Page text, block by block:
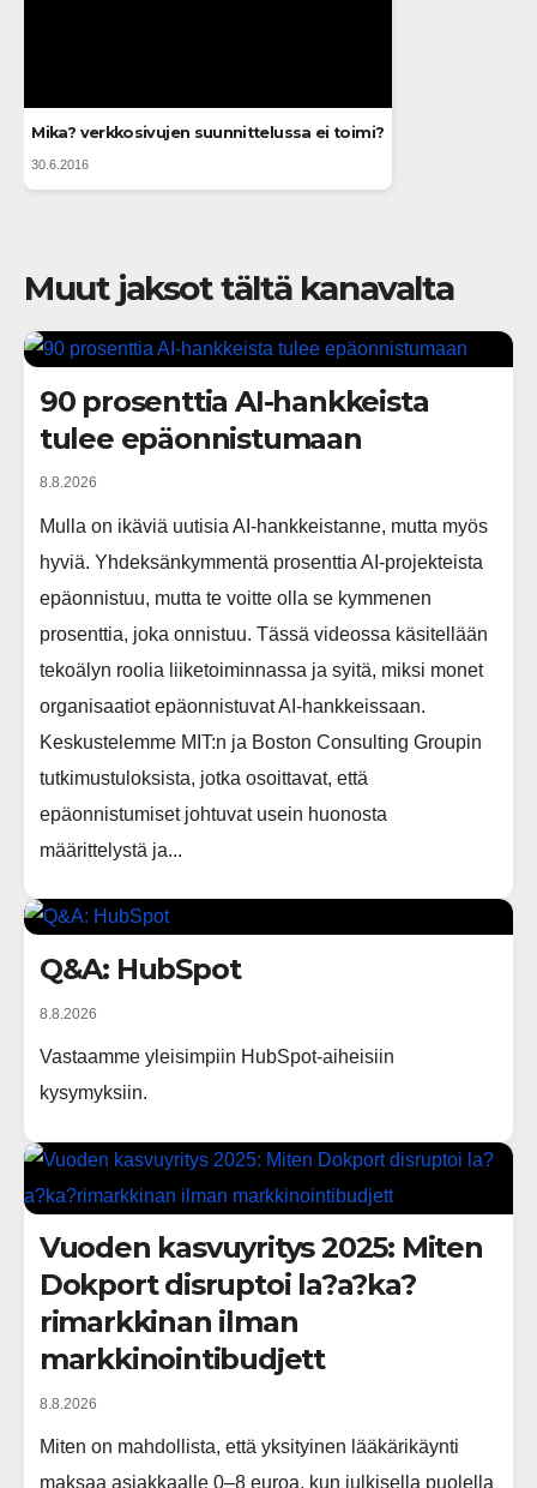
Mika? verkkosivujen suunnittelussa ei toimi?
30.6.2016
Muut jaksot tältä kanavalta
90 prosenttia AI-hankkeista
tulee epäonnistumaan
8.8.2026
Mulla on ikäviä uutisia AI-hankkeistanne, mutta myös
hyviä. Yhdeksänkymmentä prosenttia AI-projekteista
epäonnistuu, mutta te voitte olla se kymmenen
prosenttia, joka onnistuu. Tässä videossa käsitellään
tekoälyn roolia liiketoiminnassa ja syitä, miksi monet
organisaatiot epäonnistuvat AI-hankkeissaan.
Keskustelemme MIT:n ja Boston Consulting Groupin
tutkimustuloksista, jotka osoittavat, että
epäonnistumiset johtuvat usein huonosta
määrittelystä ja...
Q&A: HubSpot
8.8.2026
Vastaamme yleisimpiin HubSpot-aiheisiin
kysymyksiin.
Vuoden kasvuyritys 2025: Miten
Dokport disruptoi la?a?ka?
rimarkkinan ilman
markkinointibudjett
8.8.2026
Miten on mahdollista, että yksityinen lääkärikäynti
maksaa asiakkaalle 0–8 euroa, kun julkisella puolella